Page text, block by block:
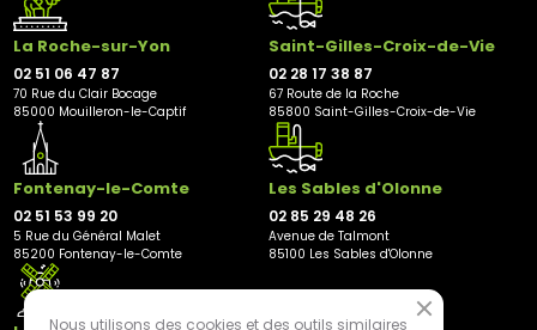
La Roche-sur-Yon
02 51 06 47 87
70 Rue du Clair Bocage
85000 Mouilleron-le-Captif
Saint-Gilles-Croix-de-Vie
02 28 17 38 87
67 Route de la Roche
85800 Saint-Gilles-Croix-de-Vie
Fontenay-le-Comte
02 51 53 99 20
5 Rue du Général Malet
85200 Fontenay-le-Comte
Les Sables d'Olonne
02 85 29 48 26
Avenue de Talmont
85100 Les Sables d'Olonne
Nous utilisons des cookies et des outils similaires